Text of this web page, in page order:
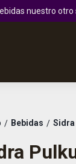
nuestro
/ Bebidas / Sidra